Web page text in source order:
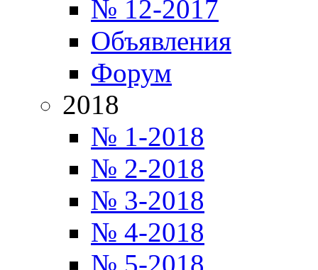
№ 12-2017
Объявления
Форум
2018
№ 1-2018
№ 2-2018
№ 3-2018
№ 4-2018